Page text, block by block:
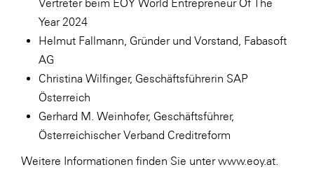
Vertreter beim EOY World Entrepreneur Of The
Year 2024
Helmut Fallmann, Gründer und Vorstand, Fabasoft
AG
Christina Wilfinger, Geschäftsführerin SAP
Österreich
Gerhard M. Weinhofer, Geschäftsführer,
Österreichischer Verband Creditreform
Weitere Informationen finden Sie unter www.eoy.at.